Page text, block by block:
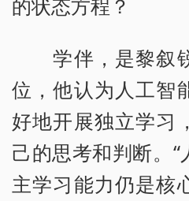
的状态方程？
学伴，是黎叙
位，他认为人工智
好地开展独立学习
己的思考和判断。
主学习能力仍是核